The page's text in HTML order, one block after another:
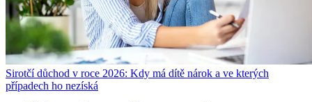
Sirotčí důchod v roce 2026: Kdy má dítě nárok a ve kterých
případech ho nezíská